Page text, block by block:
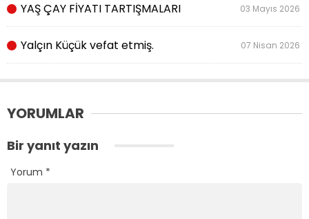
YAŞ ÇAY FİYATI TARTIŞMALARI 03 Mayıs 2026
Yalçın Küçük vefat etmiş. 07 Nisan 2026
YORUMLAR
Bir yanıt yazın
Yorum *